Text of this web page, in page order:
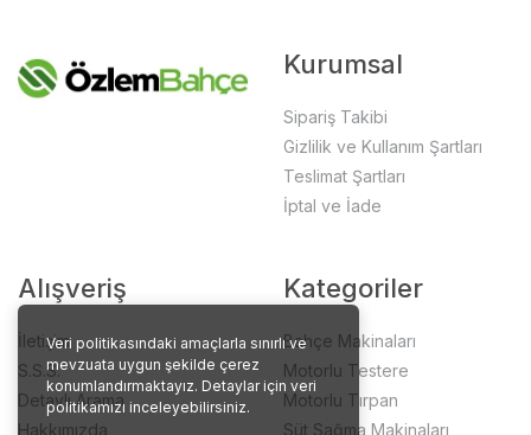
Veri politikasındaki amaçlarla sınırlı ve
mevzuata uygun şekilde çerez
konumlandırmaktayız. Detaylar için veri
politikamızı inceleyebilirsiniz.
Kurumsal
Sipariş Takibi
Gizlilik ve Kullanım Şartları
Teslimat Şartları
İptal ve İade
Alışveriş
İletişim
S.S.S.
Detaylı Arama
Hakkımızda
Kategoriler
Bahçe Makinaları
Motorlu Testere
Motorlu Tırpan
Süt Sağma Makinaları